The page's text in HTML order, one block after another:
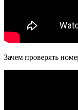
Зачем проверять